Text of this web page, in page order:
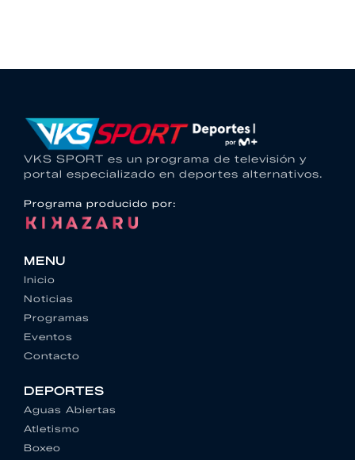
VKS SPORT es un programa de televisión y
portal especializado en deportes alternativos.
Programa producido por:
MENU
Inicio
Noticias
Programas
Eventos
Contacto
DEPORTES
Aguas Abiertas
Atletismo
Boxeo